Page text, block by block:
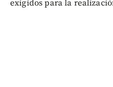
exigidos para la